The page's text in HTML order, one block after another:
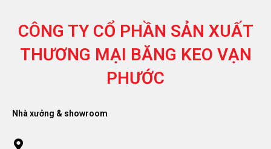
CÔNG TY CỔ PHẦN SẢN XUẤT
THƯƠNG MẠI BĂNG KEO VẠN
PHƯỚC
Nhà xưởng & showroom